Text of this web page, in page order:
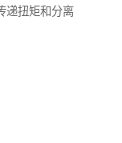
递扭矩和分离